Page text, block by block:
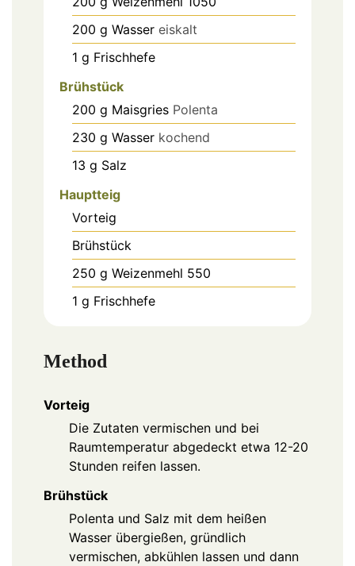
200 g Wasser eiskalt
1 g Frischhefe
Brühstück
200 g Maisgries Polenta
230 g Wasser kochend
13 g Salz
Hauptteig
Vorteig
Brühstück
250 g Weizenmehl 550
1 g Frischhefe
Method
Vorteig
Die Zutaten vermischen und bei
Raumtemperatur abgedeckt etwa 12-20
Stunden reifen lassen.
Brühstück
Polenta und Salz mit dem heißen
Wasser übergießen, gründlich
vermischen, abkühlen lassen und dann